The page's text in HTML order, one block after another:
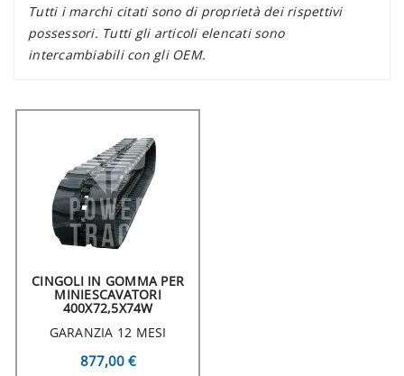
Tutti i marchi citati sono di proprietà dei rispettivi
possessori. Tutti gli articoli elencati sono
intercambiabili con gli OEM.
CINGOLI IN GOMMA PER
MINIESCAVATORI
400X72,5X74W
GARANZIA 12 MESI
877,00 €